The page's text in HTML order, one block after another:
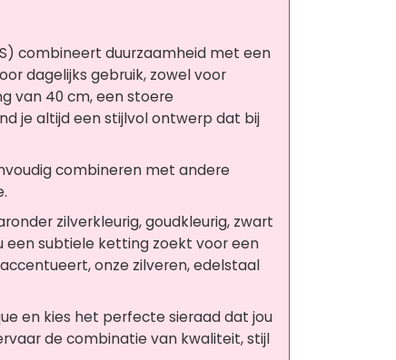
combineert duurzaamheid met een
dagelijks gebruik, zowel voor
van 40 cm, een stoere
je altijd een stijlvol ontwerp dat bij
combineren met andere
zilverkleurig, goudkleurig, zwart
een subtiele ketting zoekt voor een
onze zilveren, edelstaal
en kies het perfecte sieraad dat jou
de combinatie van kwaliteit, stijl